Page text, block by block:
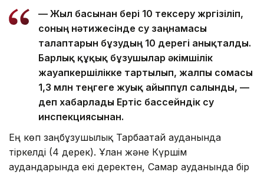
— Жыл басынан бері 10 тексеру жүргізіліп,
соның нәтижесінде су заңнамасы
талаптарын бұзудың 10 дерегі анықталды.
Барлық құқық бұзушылар әкімшілік
жауапкершілікке тартылып, жалпы сомасы
1,3 млн теңгеге жуық айыппұл салынды, —
деп хабарлады Ертіс бассейндік су
инспекциясынан.
Ең көп заңбұзушылық Тарбағатай ауданында
тіркелді (4 дерек). Ұлан және Күршім
аудандарында екі деректен, Самар ауданында бір